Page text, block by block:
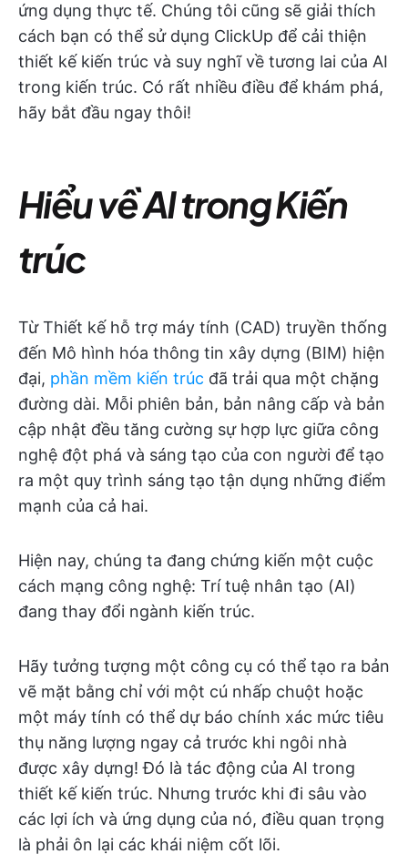
ứng dụng thực tế. Chúng tôi cũng sẽ giải thích
cách bạn có thể sử dụng ClickUp để cải thiện
thiết kế kiến trúc và suy nghĩ về tương lai của AI
trong kiến trúc. Có rất nhiều điều để khám phá,
hãy bắt đầu ngay thôi!
Hiểu về AI trong Kiến
trúc
Từ Thiết kế hỗ trợ máy tính (CAD) truyền thống
đến Mô hình hóa thông tin xây dựng (BIM) hiện
đại, phần mềm kiến trúc đã trải qua một chặng
đường dài. Mỗi phiên bản, bản nâng cấp và bản
cập nhật đều tăng cường sự hợp lực giữa công
nghệ đột phá và sáng tạo của con người để tạo
ra một quy trình sáng tạo tận dụng những điểm
mạnh của cả hai.
Hiện nay, chúng ta đang chứng kiến một cuộc
cách mạng công nghệ: Trí tuệ nhân tạo (AI)
đang thay đổi ngành kiến trúc.
Hãy tưởng tượng một công cụ có thể tạo ra bản
vẽ mặt bằng chỉ với một cú nhấp chuột hoặc
một máy tính có thể dự báo chính xác mức tiêu
thụ năng lượng ngay cả trước khi ngôi nhà
được xây dựng! Đó là tác động của AI trong
thiết kế kiến trúc. Nhưng trước khi đi sâu vào
các lợi ích và ứng dụng của nó, điều quan trọng
là phải ôn lại các khái niệm cốt lõi.